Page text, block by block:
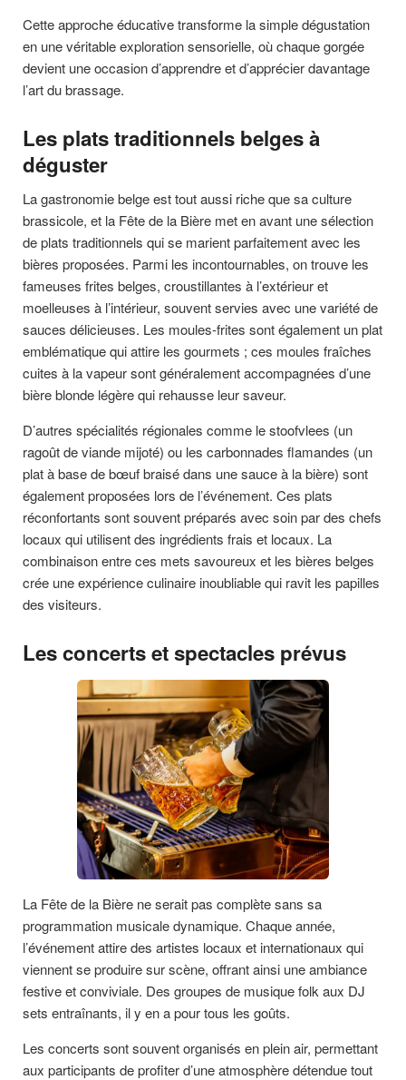
Cette approche éducative transforme la simple dégustation
en une véritable exploration sensorielle, où chaque gorgée
devient une occasion d’apprendre et d’apprécier davantage
l’art du brassage.
Les plats traditionnels belges à
déguster
La gastronomie belge est tout aussi riche que sa culture
brassicole, et la Fête de la Bière met en avant une sélection
de plats traditionnels qui se marient parfaitement avec les
bières proposées. Parmi les incontournables, on trouve les
fameuses frites belges, croustillantes à l’extérieur et
moelleuses à l’intérieur, souvent servies avec une variété de
sauces délicieuses. Les moules-frites sont également un plat
emblématique qui attire les gourmets ; ces moules fraîches
cuites à la vapeur sont généralement accompagnées d’une
bière blonde légère qui rehausse leur saveur.
D’autres spécialités régionales comme le stoofvlees (un
ragoût de viande mijoté) ou les carbonnades flamandes (un
plat à base de bœuf braisé dans une sauce à la bière) sont
également proposées lors de l’événement. Ces plats
réconfortants sont souvent préparés avec soin par des chefs
locaux qui utilisent des ingrédients frais et locaux. La
combinaison entre ces mets savoureux et les bières belges
crée une expérience culinaire inoubliable qui ravit les papilles
des visiteurs.
Les concerts et spectacles prévus
La Fête de la Bière ne serait pas complète sans sa
programmation musicale dynamique. Chaque année,
l’événement attire des artistes locaux et internationaux qui
viennent se produire sur scène, offrant ainsi une ambiance
festive et conviviale. Des groupes de musique folk aux DJ
sets entraînants, il y en a pour tous les goûts.
Les concerts sont souvent organisés en plein air, permettant
aux participants de profiter d’une atmosphère détendue tout